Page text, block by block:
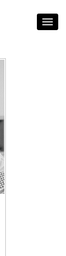
Menu